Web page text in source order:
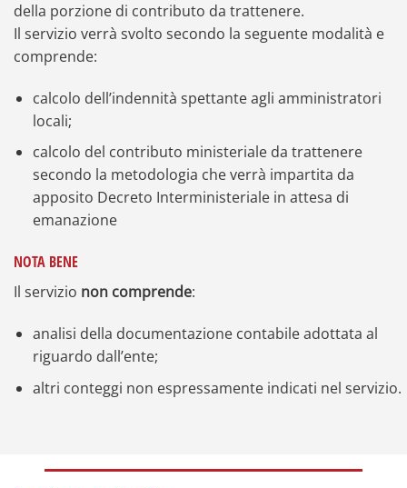
della porzione di contributo da trattenere.
Il servizio verrà svolto secondo la seguente modalità e
comprende:
calcolo dell’indennità spettante agli amministratori
locali;
calcolo del contributo ministeriale da trattenere
secondo la metodologia che verrà impartita da
apposito Decreto Interministeriale in attesa di
emanazione
NOTA BENE
Il servizio non comprende:
analisi della documentazione contabile adottata al
riguardo dall’ente;
altri conteggi non espressamente indicati nel servizio.